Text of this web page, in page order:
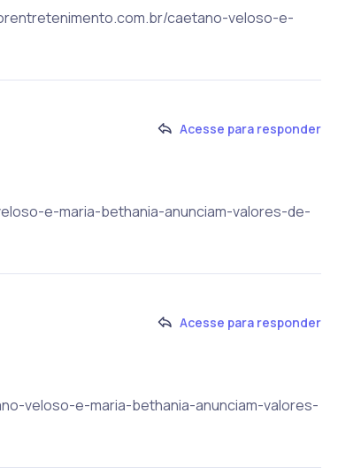
caetano-veloso-e-
Acesse para responder
e-maria-bethania-anunciam-valores-de-
Acesse para responder
veloso-e-maria-bethania-anunciam-valores-